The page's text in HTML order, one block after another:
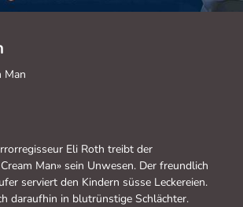
Man
Eli Roth treibt der
Man» sein Unwesen. Der freundlich
serviert den Kindern süsse Leckereien.
daraufhin in blutrünstige Schlächter.